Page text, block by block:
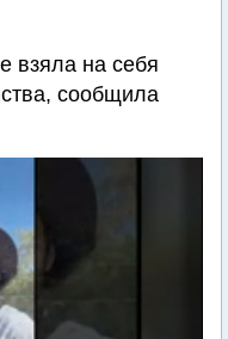
взяла на себя
сообщила